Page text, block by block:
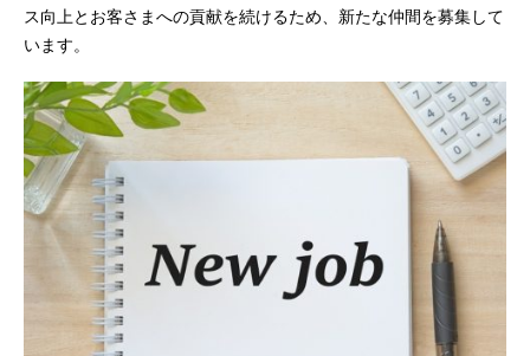
ス向上とお客さまへの貢献を続けるため、新たな仲間を募集して
います。